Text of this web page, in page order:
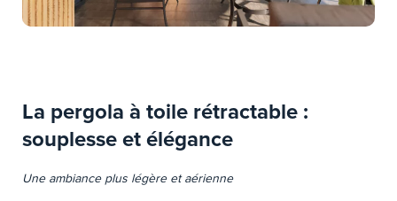
La pergola à toile rétractable :
souplesse et élégance
Une ambiance plus légère et aérienne